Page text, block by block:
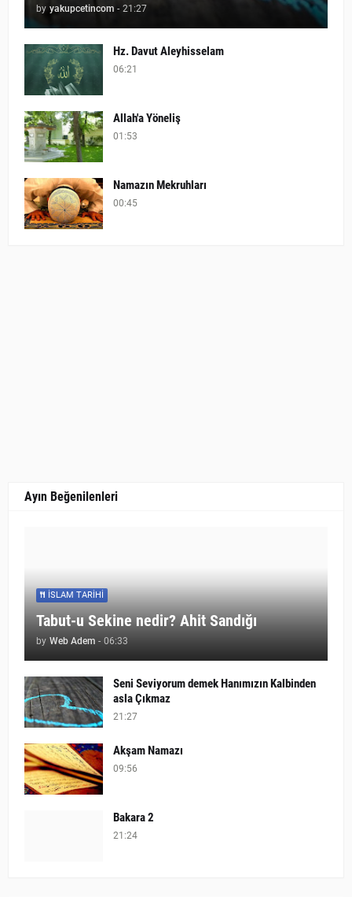
by yakupcetincom - 21:27
Hz. Davut Aleyhisselam
06:21
Allah'a Yöneliş
01:53
Namazın Mekruhları
00:45
Ayın Beğenilenleri
İSLAM TARIHI
Tabut-u Sekine nedir? Ahit Sandığı
by Web Adem - 06:33
Seni Seviyorum demek Hanımızın Kalbinden
asla Çıkmaz
21:27
Akşam Namazı
09:56
Bakara 2
21:24